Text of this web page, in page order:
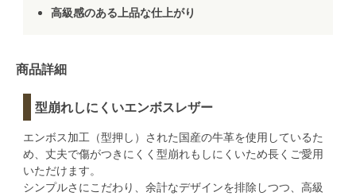
高級感のある上品な仕上がり
商品詳細
型崩れしにくいエンボスレザー
エンボス加工（型押し）された国産の牛革を使用しているた
め、丈夫で傷がつきにくく型崩れもしにくいため長くご愛用
いただけます。
シンプルさにこだわり、余計なデザインを排除しつつ、高級